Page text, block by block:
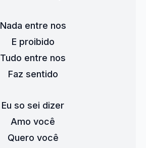
Nada entre nos
E proibido
Tudo entre nos
Faz sentido
Eu so sei dizer
Amo você
Quero você